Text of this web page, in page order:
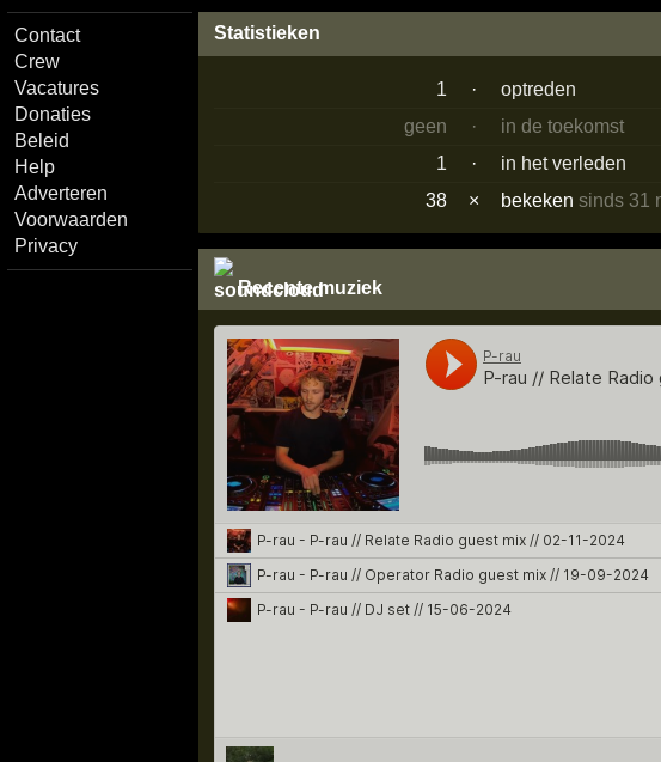
Contact
Crew
Vacatures
Donaties
Beleid
Help
Adverteren
Voorwaarden
Privacy
Statistieken
1 ·
optreden
geen
·
in de toekomst
1
·
in het verleden
38
× bekekensinds 31
Recente muziek